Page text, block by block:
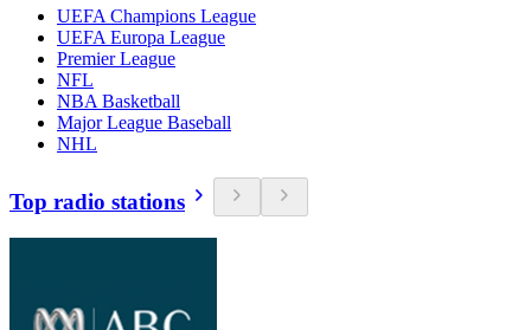
UEFA Champions League
UEFA Europa League
Premier League
NFL
NBA Basketball
Major League Baseball
NHL
Top radio stations